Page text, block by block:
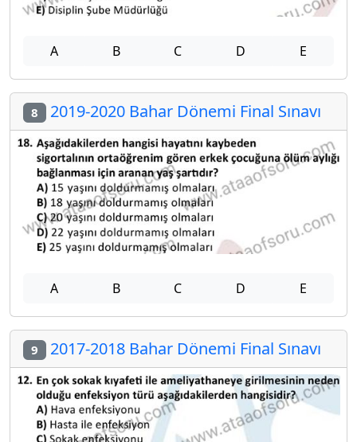
A B C D E
8 2019-2020 Bahar Dönemi Final Sınavı
A B C D E
9 2017-2018 Bahar Dönemi Final Sınavı